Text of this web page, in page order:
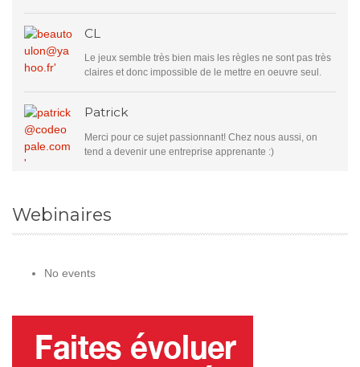
CL
Le jeux semble très bien mais les règles ne sont pas très
claires et donc impossible de le mettre en oeuvre seul.
Patrick
Merci pour ce sujet passionnant! Chez nous aussi, on
tend a devenir une entreprise apprenante :)
Webinaires
No events